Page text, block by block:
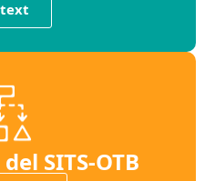
SITS-OTB